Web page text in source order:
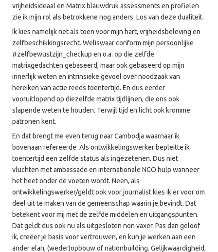
vrijheidsideaal en Matrix blauwdruk assessments en profielen
zie ik mijn rol als betrokkene nog anders. Los van deze dualiteit.
Ik kies namelijk net als toen voor mijn hart, vrijheidsbeleving en
zelfbeschikkingsrecht. Weliswaar conform mijn persoonlijke
#zelfbewustzijn_checkup en o.a. op die zelfde
matrixgedachten gebaseerd, maar ook gebaseerd op mijn
innerlijk weten en intrinsieke gevoel over noodzaak van
hereiken van actie reeds toentertijd. En dus eerder
vooruitlopend op diezelfde matrix tijdlijnen, die ons ook
slapende weten te houden. Terwijl tijd en licht ook kromme
patronen kent.
En dat brengt me even terug naar Cambodja waarnaar ik
bovenaan refereerde. Als ontwikkelingswerker bepleitte ik
toentertijd een zelfde status als ingezetenen. Dus niet
vluchten met ambassade en internationale NGO hulp wanneer
het heet onder de voeten wordt. Neen, als
ontwikkelingswerker/geldt ook voor journalist kies ik er voor om
deel uit te maken van de gemeenschap waarin je bevindt. Dat
betekent voor mij met de zelfde middelen en uitgangspunten.
Dat geldt dus ook nu als uitgesloten non vaxer. Pas dan geloof
ik, creëer je basis voor vertrouwen, en kun je werken aan een
ander elan, (weder)opbouw of nationbuilding. Gelijkwaardigheid,